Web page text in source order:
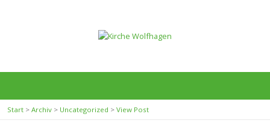
Start > Archiv > Uncategorized > View Post